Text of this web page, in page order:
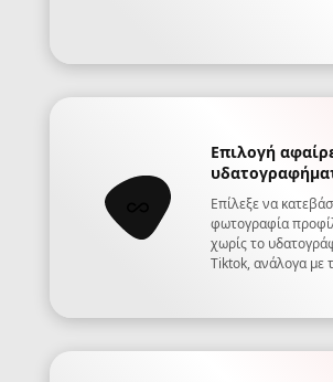
Επιλογή
Επίλεξε να
φωτογραφία
χωρίς το
Tiktok, ανάλογα με